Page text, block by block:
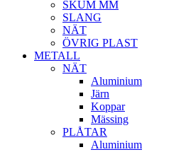
SKUM MM
SLANG
NÄT
ÖVRIG PLAST
METALL
NÄT
Aluminium
Järn
Koppar
Mässing
PLÅTAR
Aluminium